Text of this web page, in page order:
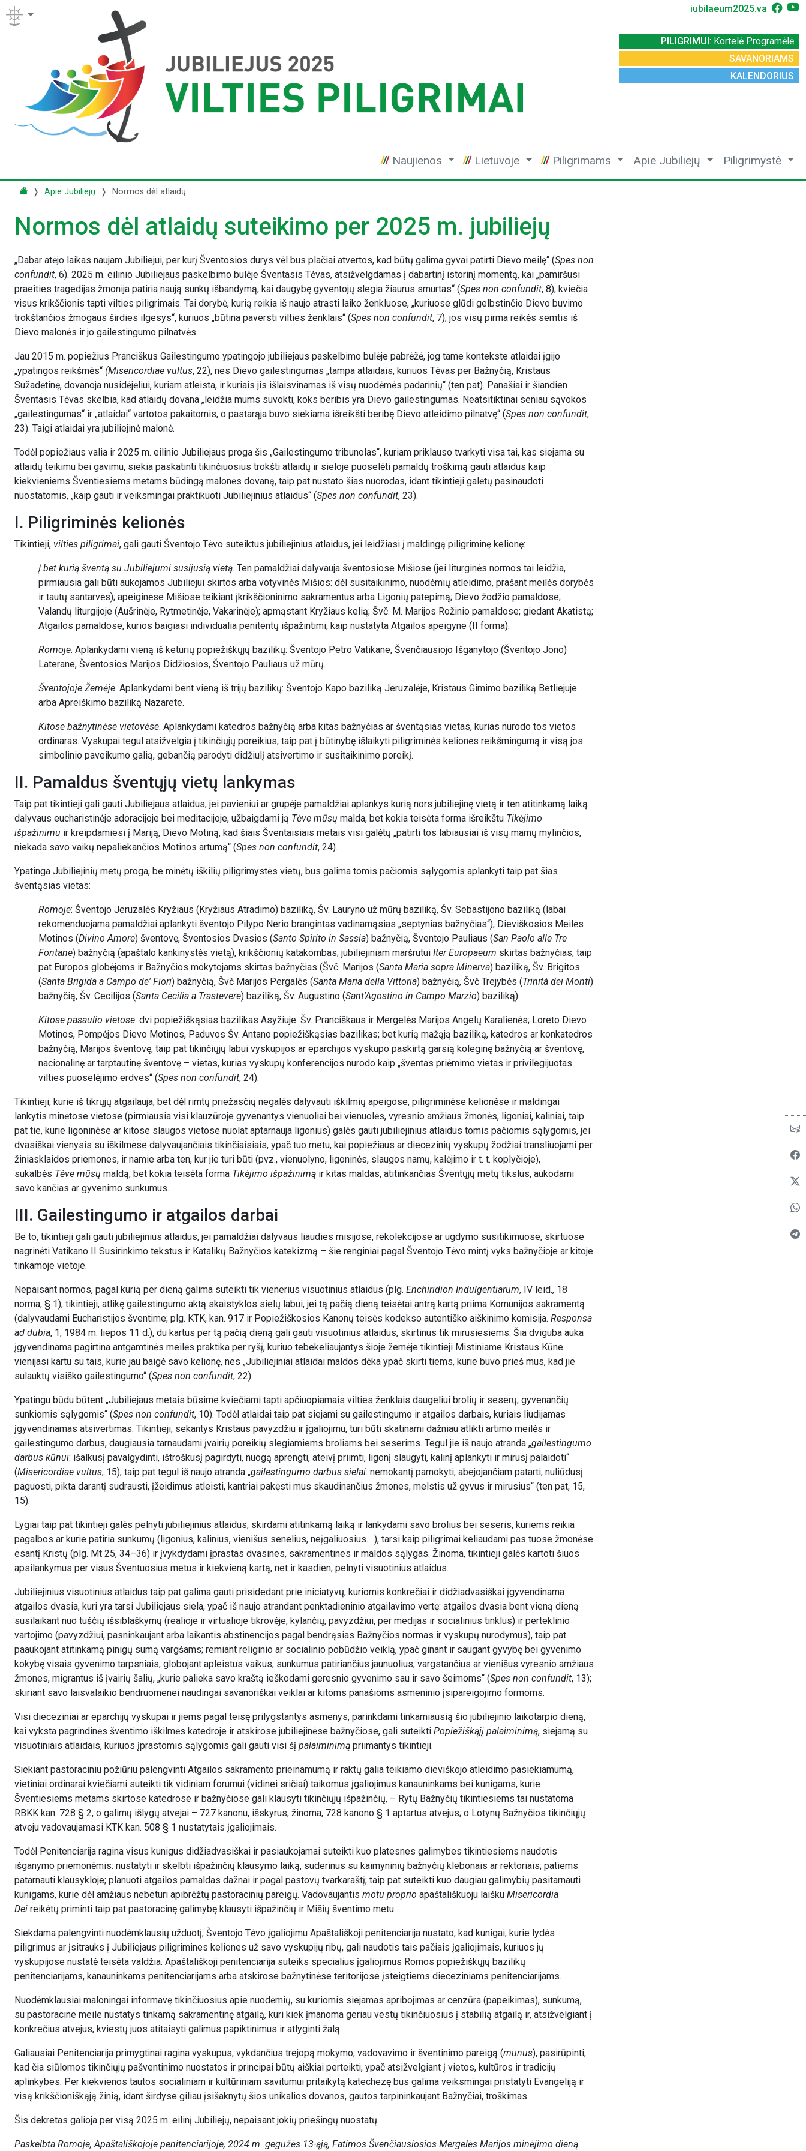
iubilaeum2025.va
PILIGRIMUI: Kortelė Programėlė
SAVANORIAMS
KALENDORIUS
Naujienos Lietuvoje Piligrimams Apie Jubiliejų Piligrimystė
Apie Jubiliejų Normos dėl atlaidų
Normos dėl atlaidų suteikimo per 2025 m. jubiliejų
„Dabar atėjo laikas naujam Jubiliejui, per kurį Šventosios durys vėl bus plačiai atvertos, kad būtų galima gyvai patirti Dievo meilę“ (Spes non
confundit, 6). 2025 m. eilinio Jubiliejaus paskelbimo bulėje Šventasis Tėvas, atsižvelgdamas į dabartinį istorinį momentą, kai „pamiršusi
praeities tragedijas žmonija patiria naują sunkų išbandymą, kai daugybę gyventojų slegia žiaurus smurtas“ (Spes non confundit, 8), kviečia
visus krikščionis tapti vilties piligrimais. Tai dorybė, kurią reikia iš naujo atrasti laiko ženkluose, „kuriuose glūdi gelbstinčio Dievo buvimo
trokštančios žmogaus širdies ilgesys“, kuriuos „būtina paversti vilties ženklais“ (Spes non confundit, 7); jos visų pirma reikės semtis iš
Dievo malonės ir jo gailestingumo pilnatvės.
Jau 2015 m. popiežius Pranciškus Gailestingumo ypatingojo jubiliejaus paskelbimo bulėje pabrėžė, jog tame kontekste atlaidai įgijo
„ypatingos reikšmės“ (Misericordiae vultus, 22), nes Dievo gailestingumas „tampa atlaidais, kuriuos Tėvas per Bažnyčią, Kristaus
Sužadėtinę, dovanoja nusidėjėliui, kuriam atleista, ir kuriais jis išlaisvinamas iš visų nuodėmės padarinių“ (ten pat). Panašiai ir šiandien
Šventasis Tėvas skelbia, kad atlaidų dovana „leidžia mums suvokti, koks beribis yra Dievo gailestingumas. Neatsitiktinai seniau sąvokos
„gailestingumas“ ir „atlaidai“ vartotos pakaitomis, o pastarąja buvo siekiama išreikšti beribę Dievo atleidimo pilnatvę“ (Spes non confundit,
23). Taigi atlaidai yra jubiliejinė malonė.
Todėl popiežiaus valia ir 2025 m. eilinio Jubiliejaus proga šis „Gailestingumo tribunolas“, kuriam priklauso tvarkyti visa tai, kas siejama su
atlaidų teikimu bei gavimu, siekia paskatinti tikinčiuosius trokšti atlaidų ir sieloje puoselėti pamaldų troškimą gauti atlaidus kaip
kiekvieniems Šventiesiems metams būdingą malonės dovaną, taip pat nustato šias nuorodas, idant tikintieji galėtų pasinaudoti
nuostatomis, „kaip gauti ir veiksmingai praktikuoti Jubiliejinius atlaidus“ (Spes non confundit, 23).
I. Piligriminės kelionės
Tikintieji, vilties piligrimai, gali gauti Šventojo Tėvo suteiktus jubiliejinius atlaidus, jei leidžiasi į maldingą piligriminę kelionę:
Į bet kurią šventą su Jubiliejumi susijusią vietą. Ten pamaldžiai dalyvauja šventosiose Mišiose (jei liturginės normos tai leidžia,
pirmiausia gali būti aukojamos Jubiliejui skirtos arba votyvinės Mišios: dėl susitaikinimo, nuodėmių atleidimo, prašant meilės dorybės
ir tautų santarvės); apeiginėse Mišiose teikiant įkrikščioninimo sakramentus arba Ligonių patepimą; Dievo žodžio pamaldose;
Valandų liturgijoje (Aušrinėje, Rytmetinėje, Vakarinėje); apmąstant Kryžiaus kelią; Švč. M. Marijos Rožinio pamaldose; giedant Akatistą;
Atgailos pamaldose, kurios baigiasi individualia penitentų išpažintimi, kaip nustatyta Atgailos apeigyne (II forma).
Romoje. Aplankydami vieną iš keturių popiežiškųjų bazilikų: Šventojo Petro Vatikane, Švenčiausiojo Išganytojo (Šventojo Jono)
Laterane, Šventosios Marijos Didžiosios, Šventojo Pauliaus už mūrų.
Šventojoje Žemėje. Aplankydami bent vieną iš trijų bazilikų: Šventojo Kapo baziliką Jeruzalėje, Kristaus Gimimo baziliką Betliejuje
arba Apreiškimo baziliką Nazarete.
Kitose bažnytinėse vietovėse. Aplankydami katedros bažnyčią arba kitas bažnyčias ar šventąsias vietas, kurias nurodo tos vietos
ordinaras. Vyskupai tegul atsižvelgia į tikinčiųjų poreikius, taip pat į būtinybę išlaikyti piligriminės kelionės reikšmingumą ir visą jos
simbolinio paveikumo galią, gebančią parodyti didžiulį atsivertimo ir susitaikinimo poreikį.
II. Pamaldus šventųjų vietų lankymas
Taip pat tikintieji gali gauti Jubiliejaus atlaidus, jei pavieniui ar grupėje pamaldžiai aplankys kurią nors jubiliejinę vietą ir ten atitinkamą laiką
dalyvaus eucharistinėje adoracijoje bei meditacijoje, užbaigdami ją Tėve mūsų malda, bet kokia teisėta forma išreikštu Tikėjimo
išpažinimu ir kreipdamiesi į Mariją, Dievo Motiną, kad šiais Šventaisiais metais visi galėtų „patirti tos labiausiai iš visų mamų mylinčios,
niekada savo vaikų nepaliekančios Motinos artumą“ (Spes non confundit, 24).
Ypatinga Jubiliejinių metų proga, be minėtų iškilių piligrimystės vietų, bus galima tomis pačiomis sąlygomis aplankyti taip pat šias
šventąsias vietas:
Romoje: Šventojo Jeruzalės Kryžiaus (Kryžiaus Atradimo) baziliką, Šv. Lauryno už mūrų baziliką, Šv. Sebastijono baziliką (labai
rekomenduojama pamaldžiai aplankyti šventojo Pilypo Nerio brangintas vadinamąsias „septynias bažnyčias“), Dieviškosios Meilės
Motinos (Divino Amore) šventovę, Šventosios Dvasios (Santo Spirito in Sassia) bažnyčią, Šventojo Pauliaus (San Paolo alle Tre
Fontane) bažnyčią (apaštalo kankinystės vietą), krikščionių katakombas; jubiliejiniam maršrutui Iter Europaeum skirtas bažnyčias, taip
pat Europos globėjoms ir Bažnyčios mokytojams skirtas bažnyčias (Švč. Marijos (Santa Maria sopra Minerva) baziliką, Šv. Brigitos
(Santa Brigida a Campo de' Fiori) bažnyčią, Švč Marijos Pergalės (Santa Maria della Vittoria) bažnyčią, Švč Trejybės (Trinità dei Monti)
bažnyčią, Šv. Cecilijos (Santa Cecilia a Trastevere) baziliką, Šv. Augustino (Sant'Agostino in Campo Marzio) baziliką).
Kitose pasaulio vietose: dvi popiežiškąsias bazilikas Asyžiuje: Šv. Pranciškaus ir Mergelės Marijos Angelų Karalienės; Loreto Dievo
Motinos, Pompėjos Dievo Motinos, Paduvos Šv. Antano popiežiškąsias bazilikas; bet kurią mažąją baziliką, katedros ar konkatedros
bažnyčią, Marijos šventovę, taip pat tikinčiųjų labui vyskupijos ar eparchijos vyskupo paskirtą garsią koleginę bažnyčią ar šventovę,
nacionalinę ar tarptautinę šventovę – vietas, kurias vyskupų konferencijos nurodo kaip „šventas priėmimo vietas ir privilegijuotas
vilties puoselėjimo erdves“ (Spes non confundit, 24).
Tikintieji, kurie iš tikrųjų atgailauja, bet dėl rimtų priežasčių negalės dalyvauti iškilmių apeigose, piligriminėse kelionėse ir maldingai
lankytis minėtose vietose (pirmiausia visi klauzūroje gyvenantys vienuoliai bei vienuolės, vyresnio amžiaus žmonės, ligoniai, kaliniai, taip
pat tie, kurie ligoninėse ar kitose slaugos vietose nuolat aptarnauja ligonius) galės gauti jubiliejinius atlaidus tomis pačiomis sąlygomis, jei
dvasiškai vienysis su iškilmėse dalyvaujančiais tikinčiaisiais, ypač tuo metu, kai popiežiaus ar diecezinių vyskupų žodžiai transliuojami per
žiniasklaidos priemones, ir namie arba ten, kur jie turi būti (pvz., vienuolyno, ligoninės, slaugos namų, kalėjimo ir t. t. koplyčioje),
sukalbės Tėve mūsų maldą, bet kokia teisėta forma Tikėjimo išpažinimą ir kitas maldas, atitinkančias Šventųjų metų tikslus, aukodami
savo kančias ar gyvenimo sunkumus.
III. Gailestingumo ir atgailos darbai
Be to, tikintieji gali gauti jubiliejinius atlaidus, jei pamaldžiai dalyvaus liaudies misijose, rekolekcijose ar ugdymo susitikimuose, skirtuose
nagrinėti Vatikano II Susirinkimo tekstus ir Katalikų Bažnyčios katekizmą – šie renginiai pagal Šventojo Tėvo mintį vyks bažnyčioje ar kitoje
tinkamoje vietoje.
Nepaisant normos, pagal kurią per dieną galima suteikti tik vienerius visuotinius atlaidus (plg. Enchiridion Indulgentiarum, IV leid., 18
norma, § 1), tikintieji, atlikę gailestingumo aktą skaistyklos sielų labui, jei tą pačią dieną teisėtai antrą kartą priima Komunijos sakramentą
(dalyvaudami Eucharistijos šventime; plg. KTK, kan. 917 ir Popiežiškosios Kanonų teisės kodekso autentiško aiškinimo komisija. Responsa
ad dubia, 1, 1984 m. liepos 11 d.), du kartus per tą pačią dieną gali gauti visuotinius atlaidus, skirtinus tik mirusiesiems. Šia dviguba auka
įgyvendinama pagirtina antgamtinės meilės praktika per ryšį, kuriuo tebekeliaujantys šioje žemėje tikintieji Mistiniame Kristaus Kūne
vienijasi kartu su tais, kurie jau baigė savo kelionę, nes „Jubiliejiniai atlaidai maldos dėka ypač skirti tiems, kurie buvo prieš mus, kad jie
sulauktų visiško gailestingumo“ (Spes non confundit, 22).
Ypatingu būdu būtent „Jubiliejaus metais būsime kviečiami tapti apčiuopiamais vilties ženklais daugeliui brolių ir seserų, gyvenančių
sunkiomis sąlygomis“ (Spes non confundit, 10). Todėl atlaidai taip pat siejami su gailestingumo ir atgailos darbais, kuriais liudijamas
įgyvendinamas atsivertimas. Tikintieji, sekantys Kristaus pavyzdžiu ir įgaliojimu, turi būti skatinami dažniau atlikti artimo meilės ir
gailestingumo darbus, daugiausia tarnaudami įvairių poreikių slegiamiems broliams bei seserims. Tegul jie iš naujo atranda „gailestingumo
darbus kūnui: išalkusį pavalgydinti, ištroškusį pagirdyti, nuogą aprengti, ateivį priimti, ligonį slaugyti, kalinį aplankyti ir mirusį palaidoti“
(Misericordiae vultus, 15), taip pat tegul iš naujo atranda „gailestingumo darbus sielai: nemokantį pamokyti, abejojančiam patarti, nuliūdusį
paguosti, pikta darantį sudrausti, įžeidimus atleisti, kantriai pakęsti mus skaudinančius žmones, melstis už gyvus ir mirusius“ (ten pat, 15,
15).
Lygiai taip pat tikintieji galės pelnyti jubiliejinius atlaidus, skirdami atitinkamą laiką ir lankydami savo brolius bei seseris, kuriems reikia
pagalbos ar kurie patiria sunkumų (ligonius, kalinius, vienišus senelius, neįgaliuosius... ), tarsi kaip piligrimai keliaudami pas tuose žmonėse
esantį Kristų (plg. Mt 25, 34–36) ir įvykdydami įprastas dvasines, sakramentines ir maldos sąlygas. Žinoma, tikintieji galės kartoti šiuos
apsilankymus per visus Šventuosius metus ir kiekvieną kartą, net ir kasdien, pelnyti visuotinius atlaidus.
Jubiliejinius visuotinius atlaidus taip pat galima gauti prisidedant prie iniciatyvų, kuriomis konkrečiai ir didžiadvasiškai įgyvendinama
atgailos dvasia, kuri yra tarsi Jubiliejaus siela, ypač iš naujo atrandant penktadieninio atgailavimo vertę: atgailos dvasia bent vieną dieną
susilaikant nuo tuščių išsiblaškymų (realioje ir virtualioje tikrovėje, kylančių, pavyzdžiui, per medijas ir socialinius tinklus) ir perteklinio
vartojimo (pavyzdžiui, pasninkaujant arba laikantis abstinencijos pagal bendrąsias Bažnyčios normas ir vyskupų nurodymus), taip pat
paaukojant atitinkamą pinigų sumą vargšams; remiant religinio ar socialinio pobūdžio veiklą, ypač ginant ir saugant gyvybę bei gyvenimo
kokybę visais gyvenimo tarpsniais, globojant apleistus vaikus, sunkumus patiriančius jaunuolius, vargstančius ar vienišus vyresnio amžiaus
žmones, migrantus iš įvairių šalių, „kurie palieka savo kraštą ieškodami geresnio gyvenimo sau ir savo šeimoms“ (Spes non confundit, 13);
skiriant savo laisvalaikio bendruomenei naudingai savanoriškai veiklai ar kitoms panašioms asmeninio įsipareigojimo formoms.
Visi dieceziniai ar eparchijų vyskupai ir jiems pagal teisę prilygstantys asmenys, parinkdami tinkamiausią šio jubiliejinio laikotarpio dieną,
kai vyksta pagrindinės šventimo iškilmės katedroje ir atskirose jubiliejinėse bažnyčiose, gali suteikti Popiežiškąjį palaiminimą, siejamą su
visuotiniais atlaidais, kuriuos įprastomis sąlygomis gali gauti visi šį palaiminimą priimantys tikintieji.
Siekiant pastoraciniu požiūriu palengvinti Atgailos sakramento prieinamumą ir raktų galia teikiamo dieviškojo atleidimo pasiekiamumą,
vietiniai ordinarai kviečiami suteikti tik vidiniam forumui (vidinei sričiai) taikomus įgaliojimus kanauninkams bei kunigams, kurie
Šventiesiems metams skirtose katedrose ir bažnyčiose gali klausyti tikinčiųjų išpažinčių, – Rytų Bažnyčių tikintiesiems tai nustatoma
RBKK kan. 728 § 2, o galimų išlygų atvejai – 727 kanonu, išskyrus, žinoma, 728 kanono § 1 aptartus atvejus; o Lotynų Bažnyčios tikinčiųjų
atveju vadovaujamasi KTK kan. 508 § 1 nustatytais įgaliojimais.
Todėl Penitenciarija ragina visus kunigus didžiadvasiškai ir pasiaukojamai suteikti kuo platesnes galimybes tikintiesiems naudotis
išganymo priemonėmis: nustatyti ir skelbti išpažinčių klausymo laiką, suderinus su kaimyninių bažnyčių klebonais ar rektoriais; patiems
patarnauti klausykloje; planuoti atgailos pamaldas dažnai ir pagal pastovų tvarkaraštį; taip pat suteikti kuo daugiau galimybių pasitarnauti
kunigams, kurie dėl amžiaus nebeturi apibrėžtų pastoracinių pareigų. Vadovaujantis motu proprio apaštališkuoju laišku Misericordia
Dei reikėtų priminti taip pat pastoracinę galimybę klausyti išpažinčių ir Mišių šventimo metu.
Siekdama palengvinti nuodėmklausių užduotį, Šventojo Tėvo įgaliojimu Apaštališkoji penitenciarija nustato, kad kunigai, kurie lydės
piligrimus ar įsitrauks į Jubiliejaus piligrimines keliones už savo vyskupijų ribų, gali naudotis tais pačiais įgaliojimais, kuriuos jų
vyskupijose nustatė teisėta valdžia. Apaštališkoji penitenciarija suteiks specialius įgaliojimus Romos popiežiškųjų bazilikų
penitenciarijams, kanauninkams penitenciarijams arba atskirose bažnytinėse teritorijose įsteigtiems dieceziniams penitenciarijams.
Nuodėmklausiai maloningai informavę tikinčiuosius apie nuodėmių, su kuriomis siejamas apribojimas ar cenzūra (papeikimas), sunkumą,
su pastoracine meile nustatys tinkamą sakramentinę atgailą, kuri kiek įmanoma geriau vestų tikinčiuosius į stabilią atgailą ir, atsižvelgiant į
konkrečius atvejus, kviestų juos atitaisyti galimus papiktinimus ir atlyginti žalą.
Galiausiai Penitenciarija primygtinai ragina vyskupus, vykdančius trejopą mokymo, vadovavimo ir šventinimo pareigą (munus), pasirūpinti,
kad čia siūlomos tikinčiųjų pašventinimo nuostatos ir principai būtų aiškiai perteikti, ypač atsižvelgiant į vietos, kultūros ir tradicijų
aplinkybes. Per kiekvienos tautos socialiniam ir kultūriniam savitumui pritaikytą katechezę bus galima veiksmingai pristatyti Evangeliją ir
visą krikščioniškąją žinią, idant širdyse giliau įsišaknytų šios unikalios dovanos, gautos tarpininkaujant Bažnyčiai, troškimas.
Šis dekretas galioja per visą 2025 m. eilinį Jubiliejų, nepaisant jokių priešingų nuostatų.
Paskelbta Romoje, Apaštališkojoje penitenciarijoje, 2024 m. gegužės 13-ąją, Fatimos Švenčiausiosios Mergelės Marijos minėjimo dieną.